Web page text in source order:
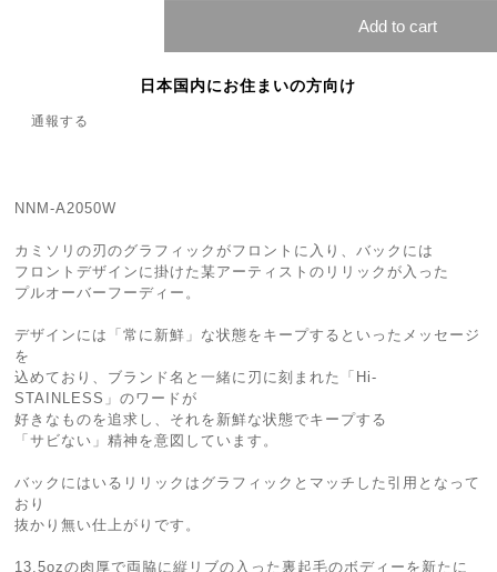
Add to cart
日本国内にお住まいの方向け
通報する
NNM-A2050W
カミソリの刃のグラフィックがフロントに入り、バックには
フロントデザインに掛けた某アーティストのリリックが入った
プルオーバーフーディー。
デザインには「常に新鮮」な状態をキープするといったメッセージ
を
込めており、ブランド名と一緒に刃に刻まれた「Hi-
STAINLESS」のワードが
好きなものを追求し、それを新鮮な状態でキープする
「サビない」精神を意図しています。
バックにはいるリリックはグラフィックとマッチした引用となって
おり
抜かり無い仕上がりです。
13.5ozの肉厚で両脇に縦リブの入った裏起毛のボディーを新たに